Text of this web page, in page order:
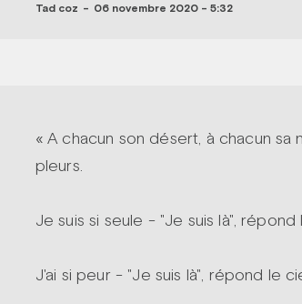
Tad coz - 06 novembre 2020 - 5:32
« A chacun son désert, à chacun sa
pleurs.
Je suis si seule - "Je suis là",
J'ai si peur - "Je suis là", répond le